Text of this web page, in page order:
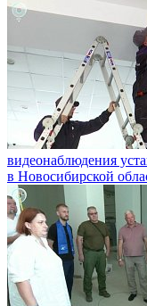
видеонаблюдения
в Новосибирской